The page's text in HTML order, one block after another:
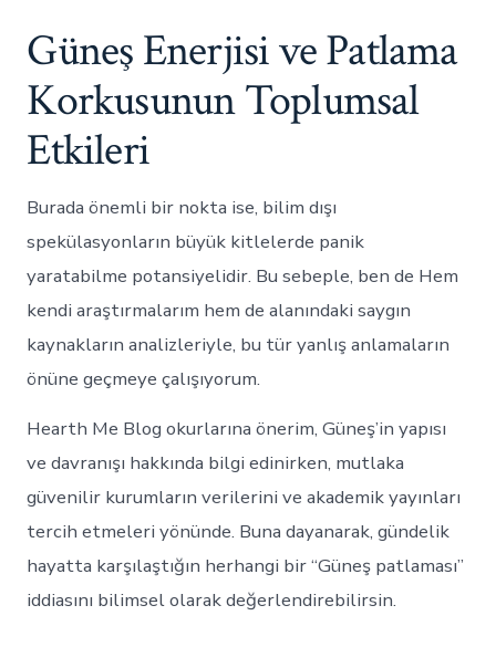
Güneş Enerjisi ve Patlama
Korkusunun Toplumsal
Etkileri
Burada önemli bir nokta ise, bilim dışı
spekülasyonların büyük kitlelerde panik
yaratabilme potansiyelidir. Bu sebeple, ben de Hem
kendi araştırmalarım hem de alanındaki saygın
kaynakların analizleriyle, bu tür yanlış anlamaların
önüne geçmeye çalışıyorum.
Hearth Me Blog okurlarına önerim, Güneş’in yapısı
ve davranışı hakkında bilgi edinirken, mutlaka
güvenilir kurumların verilerini ve akademik yayınları
tercih etmeleri yönünde. Buna dayanarak, gündelik
hayatta karşılaştığın herhangi bir “Güneş patlaması”
iddiasını bilimsel olarak değerlendirebilirsin.